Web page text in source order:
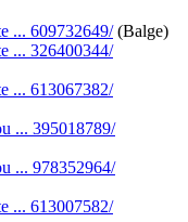
... 609732649/(Balge)
... 326400344/
... 613067382/
... 395018789/
... 978352964/
... 613007582/